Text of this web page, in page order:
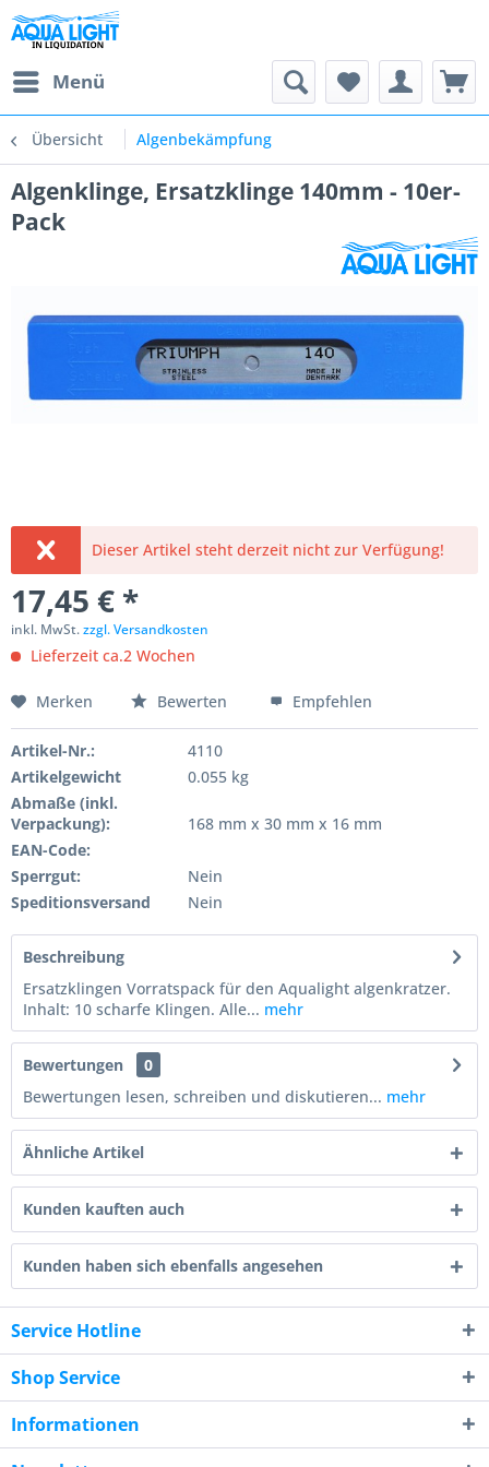
Menü
Übersicht Algenbekämpfung
Algenklinge, Ersatzklinge 140mm - 10er-
Pack
Dieser Artikel steht derzeit nicht zur Verfügung!
17,45 € *
inkl. MwSt.zzgl. Versandkosten
Lieferzeit ca.2 Wochen
Merken Bewerten Empfehlen
Artikel-Nr.:
4110
Artikelgewicht
0.055 kg
Abmaße (inkl.
Verpackung):
168 mm x 30 mm x 16 mm
EAN-Code:
Sperrgut:
Nein
Speditionsversand
Nein
Beschreibung
Ersatzklingen Vorratspack für den Aqualight algenkratzer.
Inhalt: 10 scharfe Klingen. Alle... mehr
Bewertungen
0
Bewertungen lesen, schreiben und diskutieren... mehr
Ähnliche Artikel
Kunden kauften auch
Kunden haben sich ebenfalls angesehen
Service Hotline
Shop Service
Informationen